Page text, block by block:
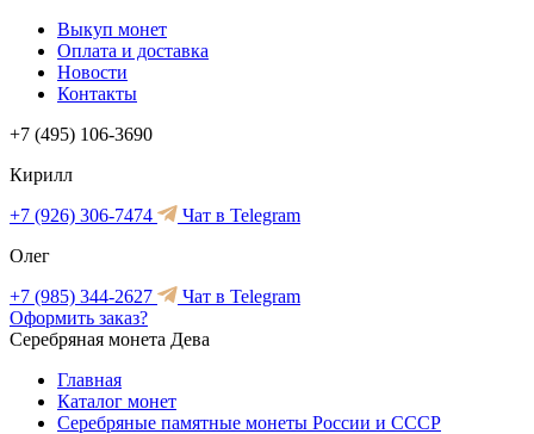
Выкуп монет
Оплата и доставка
Новости
Контакты
+7 (495) 106-3690
Кирилл
+7 (926) 306-7474
Чат в Telegram
Олег
+7 (985) 344-2627
Чат в Telegram
Оформить заказ?
Серебряная монета Дева
Главная
Каталог монет
Серебряные памятные монеты России и СССР